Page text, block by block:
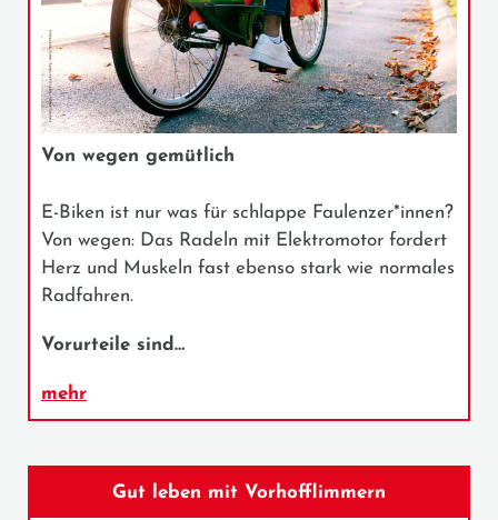
Von wegen gemütlich
E-Biken ist nur was für schlappe Faulenzer*innen?
Von wegen: Das Radeln mit Elektromotor fordert
Herz und Muskeln fast ebenso stark wie normales
Radfahren.
Vorurteile sind…
mehr
Gut leben mit Vorhofflimmern